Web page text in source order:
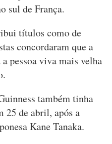
sul de França.
títulos como de
concordaram que a
pessoa viva mais velha
também tinha
25 de abril, após a
Kane Tanaka.